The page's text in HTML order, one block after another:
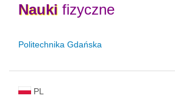
Nauki fizyczne
Politechnika Gdańska
PL